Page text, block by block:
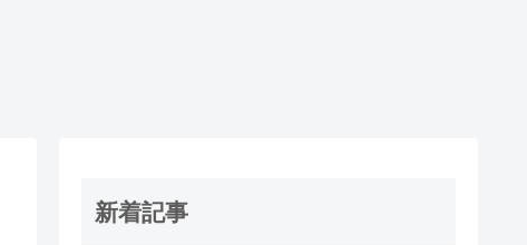
新着記事